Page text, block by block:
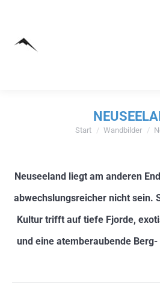
Sie befinden sich hier:
Start Wandbilder
Neuseeland liegt am anderen
abwechslungsreicher nicht sein.
Kultur trifft auf tiefe Fjorde,
und eine atemberaubende